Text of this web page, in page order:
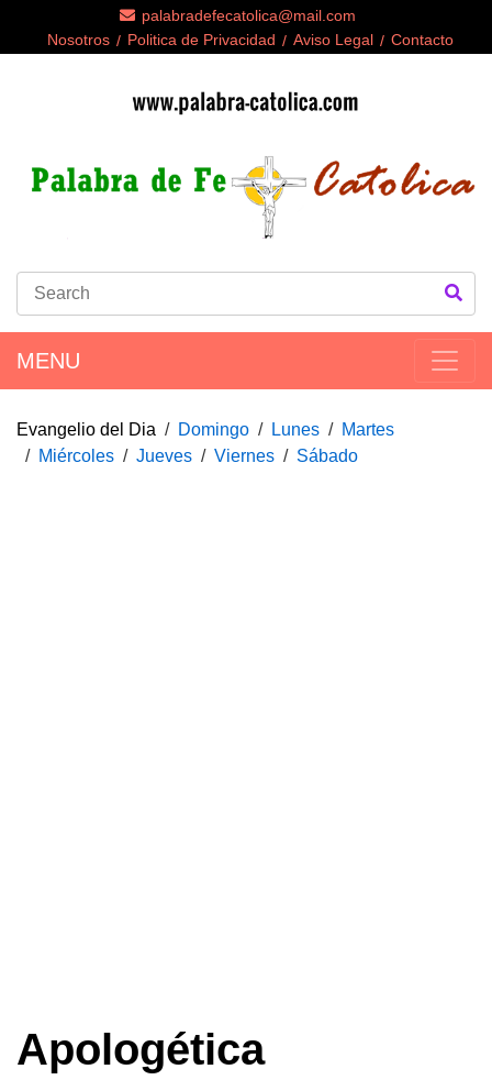
palabradefecatolica@mail.com
Nosotros
Politica de Privacidad Aviso Legal Contacto
MENU
Evangelio del Dia Domingo Lunes
Martes
Miércoles
Jueves Viernes Sábado
Apologética